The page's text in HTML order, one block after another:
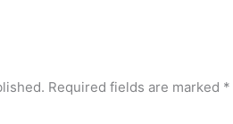
Required fields are marked *